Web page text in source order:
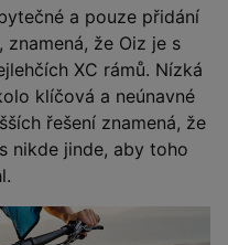
a pouze přidání
že Oiz je s
XC rámů. Nízká
klíčová a neúnavné
řešení znamená, že
nikde jinde, aby toho